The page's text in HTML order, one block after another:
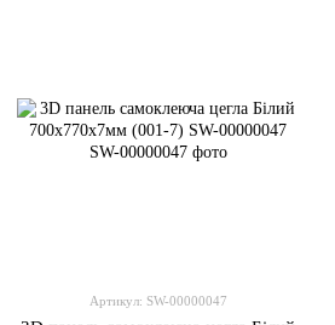
Артикул: SW-00000047